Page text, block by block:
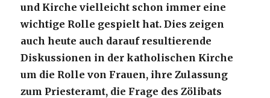
und Kirche vielleicht schon immer eine
wichtige Rolle gespielt hat. Dies zeigen
auch heute auch darauf resultierende
Diskussionen in der katholischen Kirche
um die Rolle von Frauen, ihre Zulassung
zum Priesteramt, die Frage des Zölibats